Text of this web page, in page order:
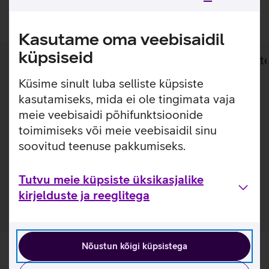
Kasutame oma veebisaidil
küpsiseid
Küsime sinult luba selliste küpsiste
kasutamiseks, mida ei ole tingimata vaja
meie veebisaidi põhifunktsioonide
toimimiseks või meie veebisaidil sinu
soovitud teenuse pakkumiseks.
Tutvu meie küpsiste üksikasjalike
kirjelduste ja reeglitega
Nõustun kõigi küpsistega
Lisainfo
Lisainfo
Õhuke, kerge ja lihtsasti kinnitatav ümbris, millel on
sisseehitatud MagSafe magnetid, mis muudavad ümbrise
kinnitamise ja eemaldamise väga lihtsaks. Ümbrisega on
võimalik kasutada Qi või MagSafe juhtmevaba laadimist
mugavalt kinnitada ka rahatasku.